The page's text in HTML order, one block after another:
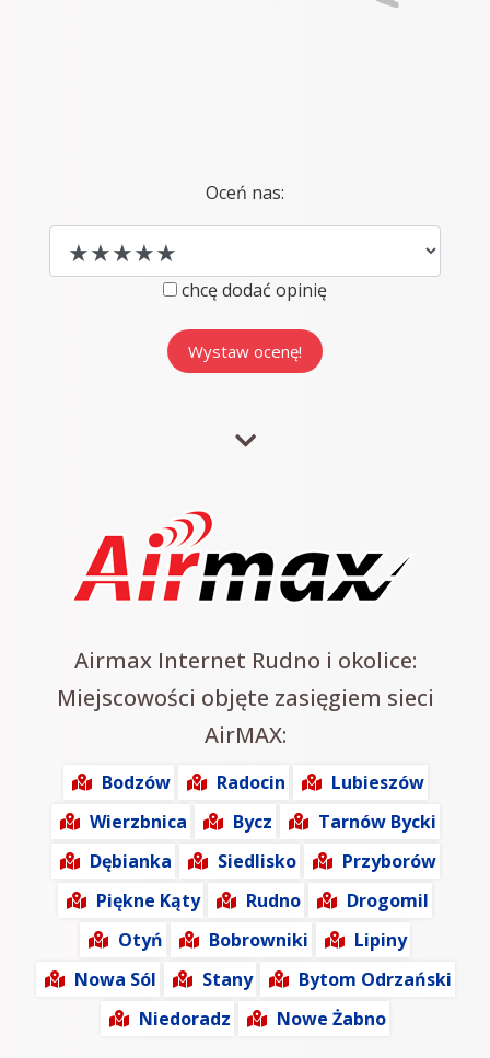
Oceń nas:
chcę dodać opinię
Airmax Internet Rudno i okolice:
Miejscowości objęte zasięgiem sieci
AirMAX:
Bodzów Radocin
Lubieszów
Wierzbnica
Bycz
Tarnów Bycki
Dębianka
Siedlisko
Przyborów
Piękne Kąty
Rudno
Drogomil
Otyń
Bobrowniki
Lipiny
Nowa Sól
Stany
Bytom Odrzański
Niedoradz
Nowe Żabno